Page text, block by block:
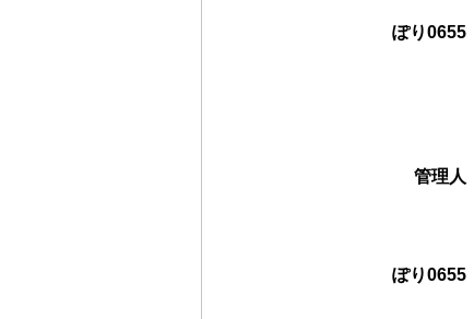
ぽり0655
管理人
ぽり0655